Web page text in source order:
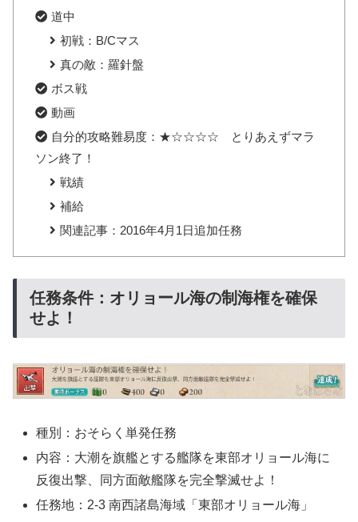
道中
初戦：B/Cマス
真の敵：羅針盤
ボス戦
動画
自分的攻略難易度：★☆☆☆☆ とりあえずマラ
ソン終了！
戦績
補給
関連記事：2016年4月1日追加任務
任務条件：オリョール海の制海権を確保
せよ！
種別：おそらく単発任務
内容：大潮を旗艦とする艦隊を東部オリョール海に
反復出撃、同方面敵艦隊を完全撃滅せよ！
任務地：2-3 南西諸島海域「東部オリョール海」